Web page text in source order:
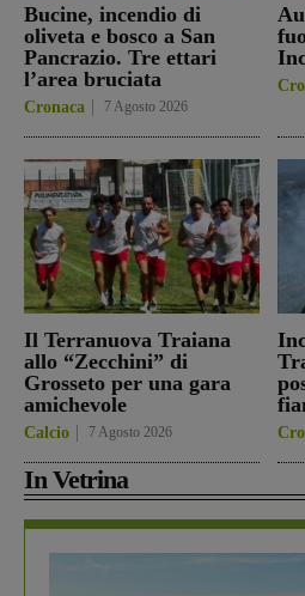
Bucine, incendio di
oliveta e bosco a San
Pancrazio. Tre ettari
l’area bruciata
Cronaca 7 Agosto 2026
Il Terranuova Traiana
allo “Zecchini” di
Grosseto per una gara
amichevole
Calcio 7 Agosto 2026
In Vetrina